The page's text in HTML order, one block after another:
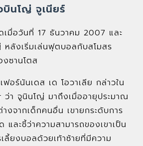
นโญ่ จูเนียร์
เมื่อวันที่ 17 ธันวาคม 2007 และ
หลังเริ่มเล่นฟุตบอลกับสโมสร
งซานโตส
ฟอร์นันเดส เด โอวาเลีย กล่าวใน
า จูนินโญ่ มาถึงเมื่ออายุประมาณ
งจากเด็กคนอื่น เขายกระดับการ
ละชี้ว่าความสามารถของเขาเป็น
ลี้ยงบอลด้วยเท้าซ้ายที่มีความ